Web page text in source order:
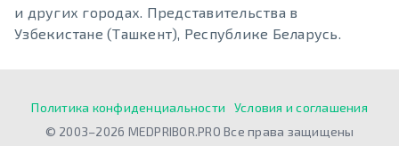
и других городах. Представительства в
Узбекистане (Ташкент), Республике Беларусь.
Политика конфиденциальности
Условия и соглашения
© 2003–2026 MEDPRIBOR.PRO Все права защищены